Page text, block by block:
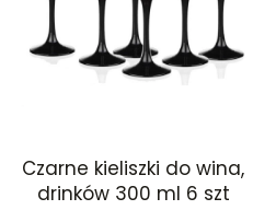
Czarne kieliszki do wina,
drinków 300 ml 6 szt